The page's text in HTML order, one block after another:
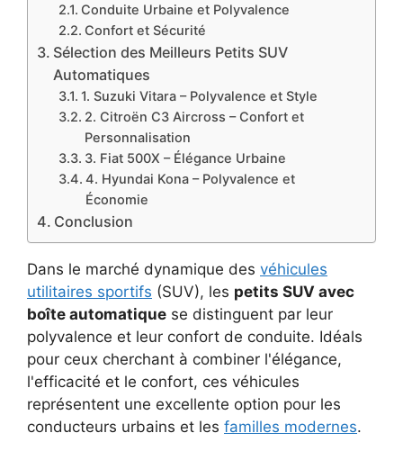
Conduite Urbaine et Polyvalence
Confort et Sécurité
Sélection des Meilleurs Petits SUV
Automatiques
1. Suzuki Vitara – Polyvalence et Style
2. Citroën C3 Aircross – Confort et
Personnalisation
3. Fiat 500X – Élégance Urbaine
4. Hyundai Kona – Polyvalence et
Économie
Conclusion
Dans le marché dynamique des véhicules
utilitaires sportifs (SUV), les petits SUV avec
boîte automatique se distinguent par leur
polyvalence et leur confort de conduite. Idéals
pour ceux cherchant à combiner l'élégance,
l'efficacité et le confort, ces véhicules
représentent une excellente option pour les
conducteurs urbains et les familles modernes.